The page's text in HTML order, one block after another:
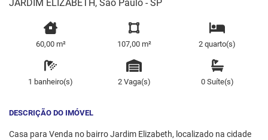
JARDIM ELIZABETH, São Paulo - SP
60,00 m² 107,00 m² 2 quarto(s)
1 banheiro(s) 2 Vaga(s) 0 Suíte(s)
DESCRIÇÃO DO IMÓVEL
Casa para Venda no bairro Jardim Elizabeth, localizado na cidade